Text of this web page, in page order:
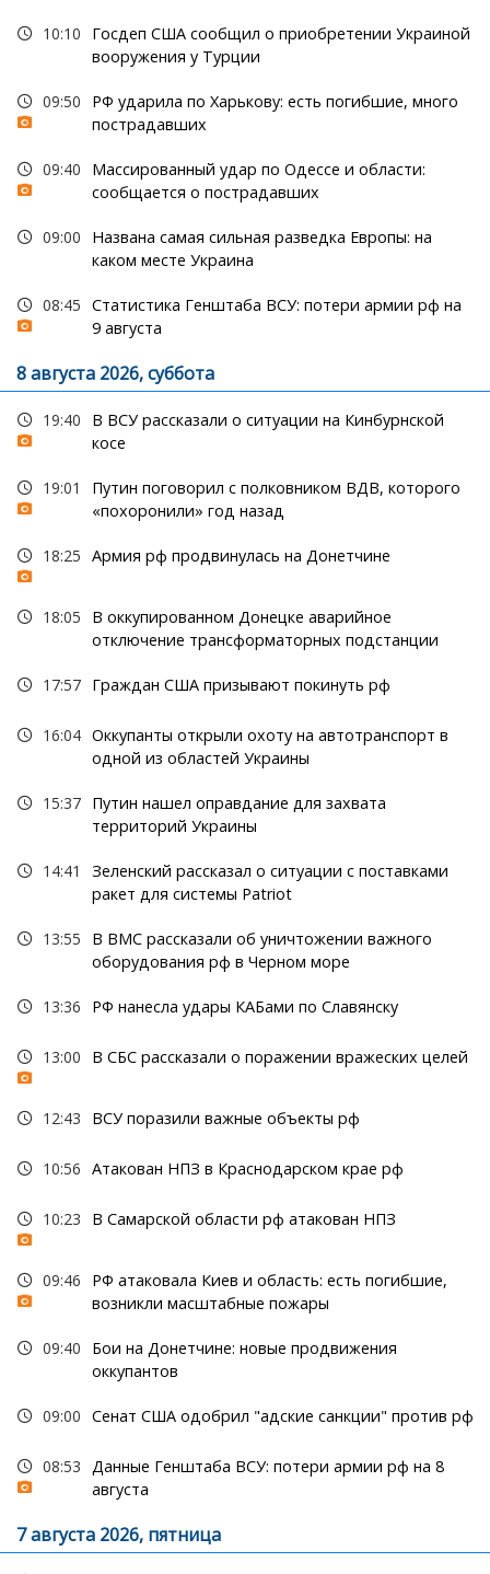
10:10
Госдеп США сообщил о приобретении Украиной
вооружения у Турции
09:50
РФ ударила по Харькову: есть погибшие, много
пострадавших
09:40
Массированный удар по Одессе и области:
сообщается о пострадавших
09:00
Названа самая сильная разведка Европы: на
каком месте Украина
08:45 Статистика Генштаба ВСУ: потери армии рф на
9 августа
8 августа 2026, суббота
19:40
В ВСУ рассказали о ситуации на Кинбурнской
косе
19:01
Путин поговорил с полковником ВДВ, которого
«похоронили» год назад
18:25 Армия рф продвинулась на Донетчине
18:05
В оккупированном Донецке аварийное
отключение трансформаторных подстанции
17:57 Граждан США призывают покинуть рф
16:04 Оккупанты открыли охоту на автотранспорт в
одной из областей Украины
15:37 Путин нашел оправдание для захвата
территорий Украины
14:41
Зеленский рассказал о ситуации с поставками
ракет для системы Patriot
13:55
В ВМС рассказали об уничтожении важного
оборудования рф в Черном море
13:36 РФ нанесла удары КАБами по Славянску
13:00 В СБС рассказали о поражении вражеских целей
12:43 ВСУ поразили важные объекты рф
10:56 Атакован НПЗ в Краснодарском крае рф
10:23 В Самарской области рф атакован НПЗ
09:46
РФ атаковала Киев и область: есть погибшие,
возникли масштабные пожары
09:40
Бои на Донетчине: новые продвижения
оккупантов
09:00 Сенат США одобрил "адские санкции" против рф
08:53
Данные Генштаба ВСУ: потери армии рф на 8
августа
7 августа 2026, пятница